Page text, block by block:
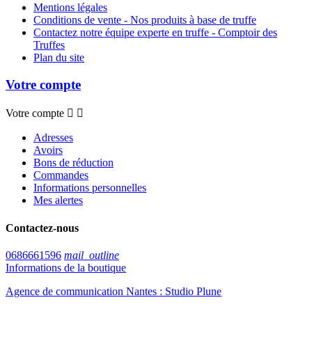
Mentions légales
Conditions de vente - Nos produits à base de truffe
Contactez notre équipe experte en truffe - Comptoir des
Truffes
Plan du site
Votre compte
Votre compte  
Adresses
Avoirs
Bons de réduction
Commandes
Informations personnelles
Mes alertes
Contactez-nous
0686661596 mail_outline
Informations de la boutique
Agence de communication Nantes : Studio Plune